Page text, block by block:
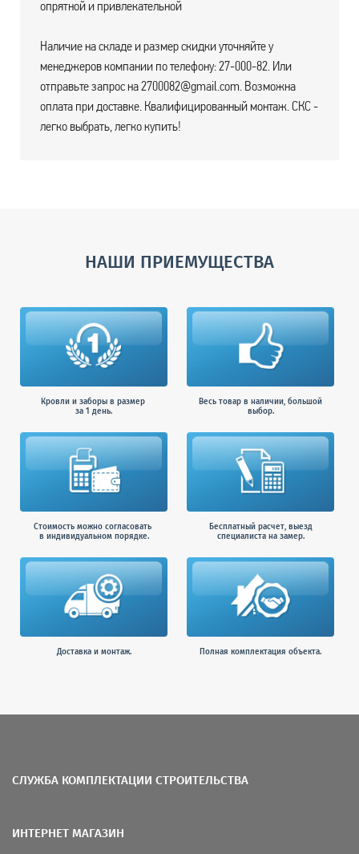
опрятной и привлекательной
Наличие на складе и размер скидки уточняйте у
менеджеров компании по телефону: 27-000-82. Или
отправьте запрос на 2700082@gmail.com. Возможна
оплата при доставке. Квалифицированный монтаж. СКС -
легко выбрать, легко купить!
НАШИ ПРИЕМУЩЕСТВА
Кровли и заборы в размер
за 1 день.
Весь товар в наличии, большой
выбор.
Стоимость можно согласовать
в индивидуальном порядке.
Бесплатный расчет, выезд
специалиста на замер.
Доставка и монтаж. Полная комплектация объекта.
СЛУЖБА КОМПЛЕКТАЦИИ СТРОИТЕЛЬСТВА
ИНТЕРНЕТ МАГАЗИН